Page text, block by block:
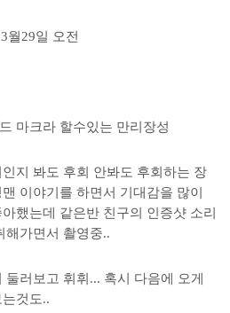
월29일 오전
마크라 할수있는 만리장성
지 봐도 후회 안봐도 후회하는 장
이야기를 하면서 기대감을 많이
했는데 같은반 친구의 인증샷 소리
해가면서 촬영중..
러보고 휘휘... 혹시 다음에 오게
것도..